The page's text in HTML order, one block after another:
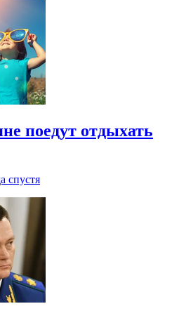
поедут отдыхать
спустя